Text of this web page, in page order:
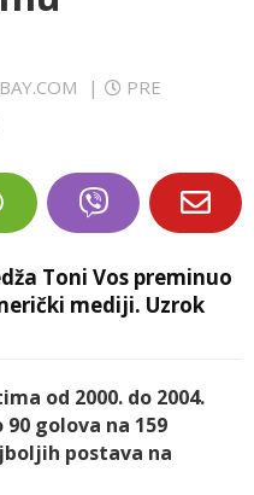
|
PRE
Toni Vos preminuo
mediji. Uzrok
od 2000. do 2004.
golova na 159
postava na